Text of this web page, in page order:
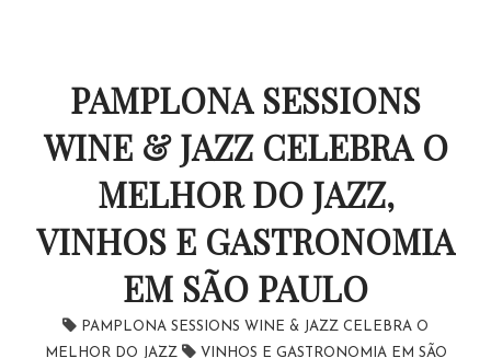
PAMPLONA SESSIONS
WINE & JAZZ CELEBRA O
MELHOR DO JAZZ,
VINHOS E GASTRONOMIA
EM SÃO PAULO
PAMPLONA SESSIONS WINE & JAZZ CELEBRA O
MELHOR DO JAZZ
VINHOS E GASTRONOMIA EM SÃO